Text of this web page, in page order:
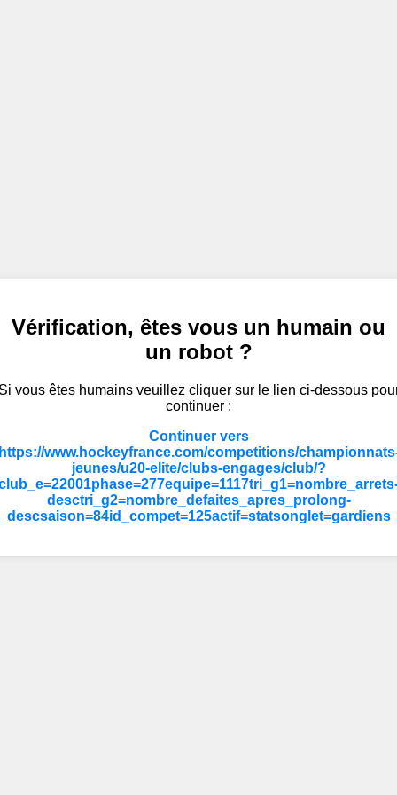
Vérification, êtes vous un humain ou
un robot ?
vous êtes humains veuillez cliquer sur le lien ci-dessous
continuer :
Continuer vers
www.hockeyfrance.com/competitions/
jeunes/u20-elite/clubs-engages/club/?
desctri_g2=nombre_defaites_apres_prolong-
descsaison=84id_compet=125actif=statsonglet=gardiens